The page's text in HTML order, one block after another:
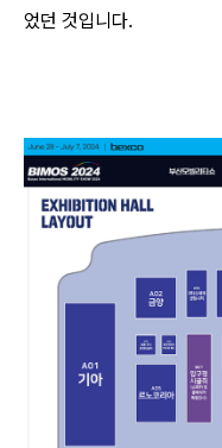
었던 것입니다.